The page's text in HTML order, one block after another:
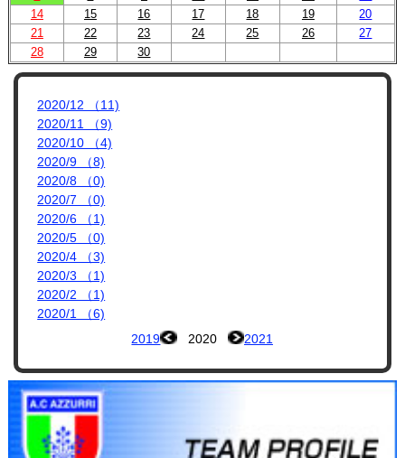
リンク集
14
15 16 17 18 19
20
21
22 23 24 25 26
27
28
29 30
2020/12 （11)
2020/11 （9)
2020/10 （4)
2020/9 （8)
2020/8 （0)
2020/7 （0)
2020/6 （1)
2020/5 （0)
2020/4 （3)
2020/3 （1)
2020/2 （1)
2020/1 （6)
2019
2020 2021